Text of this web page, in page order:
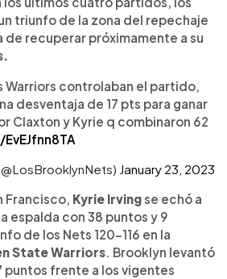
triunfo de la zona del repechaje
de recuperar próximamente a su
Warriors controlaban el partido,
desventaja de 17 pts para ganar
Claxton y Kyrie q combinaron 62
January 23, 2023
Francisco, Kyrie Irvingse echó a
espalda con 38 puntos y 9
de los Nets 120-116 en la
State Warriors. Brooklyn levantó
puntos frente a los vigentes